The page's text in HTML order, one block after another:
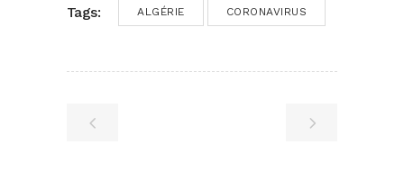
Tags: ALGÉRIE CORONAVIRUS